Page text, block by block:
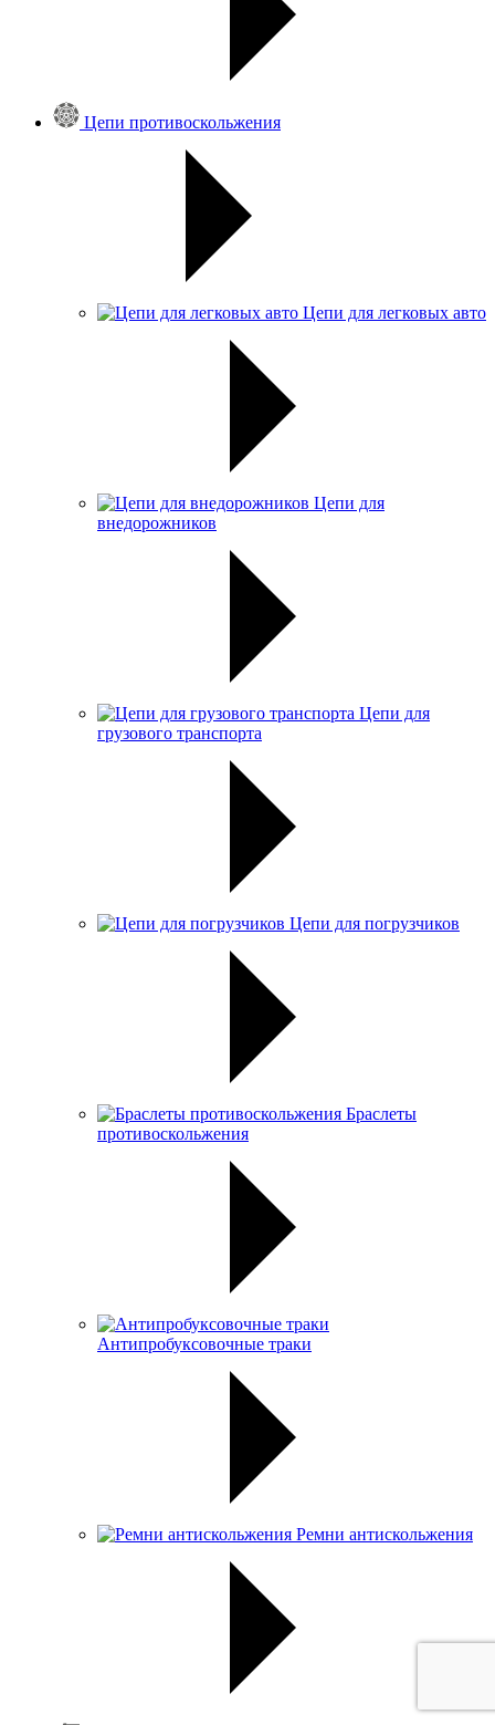
Цепи противоскольжения
Цепи для легковых авто
Цепи для
внедорожников
Цепи для
грузового транспорта
Цепи для погрузчиков
Браслеты
противоскольжения
Антипробуксовочные траки
Ремни антискольжения